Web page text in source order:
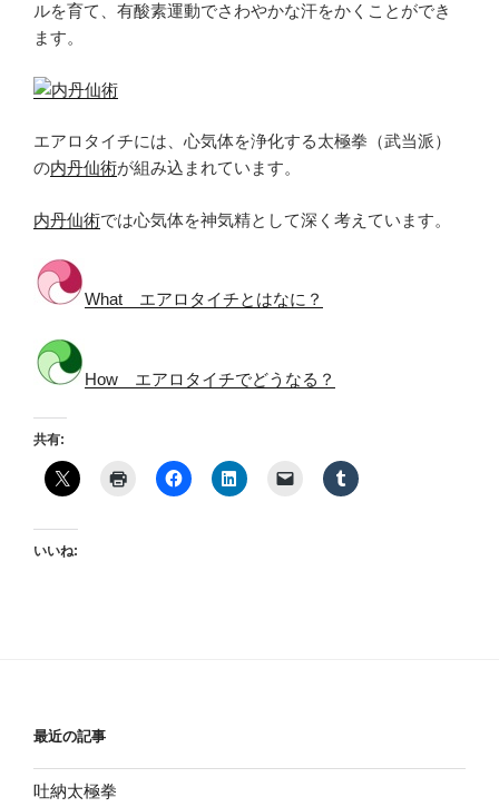
ルを育て、有酸素運動でさわやかな汗をかくことができ
ます。
エアロタイチには、心気体を浄化する太極拳（武当派）
の内丹仙術が組み込まれています。
内丹仙術では心気体を神気精として深く考えています。
What エアロタイチとはなに？
How エアロタイチでどうなる？
共有:
いいね:
最近の記事
吐納太極拳